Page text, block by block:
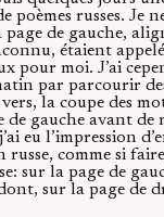
poèmes russes. Je
page de gauche,
étaient
pour moi. J’ai
par parcourir
la coupe des
gauche avant de
eu l’impression
russe, comme si
sur la page de
sur la page de